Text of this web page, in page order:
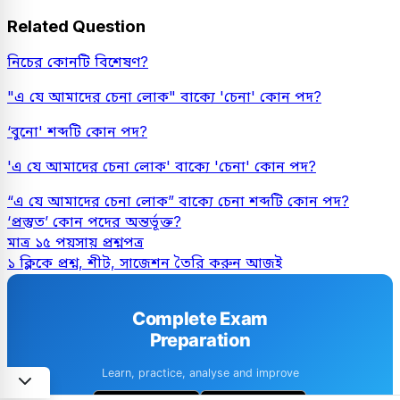
Related Question
নিচের কোনটি বিশেষণ?
"এ যে আমাদের চেনা লোক" বাক্যে 'চেনা' কোন পদ?
‘বুনো' শব্দটি কোন পদ?
'এ যে আমাদের চেনা লোক' বাক্যে 'চেনা' কোন পদ?
“এ যে আমাদের চেনা লোক” বাক্যে চেনা শব্দটি কোন পদ?
‘প্রস্তুত’ কোন পদের অন্তর্ভূক্ত?
মাত্র ১৫ পয়সায় প্রশ্নপত্র
১ ক্লিকে প্রশ্ন, শীট, সাজেশন তৈরি করুন আজই
Complete Exam
Preparation
Learn, practice, analyse and improve